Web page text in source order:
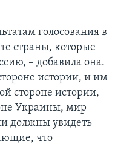
голосования в
страны, которые
– добавила она.
истории, и им
стороне истории,
Украины, мир
должны увидеть
что